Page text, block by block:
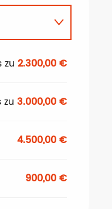
zu2.300,00 €
zu3.000,00 €
4.500,00 €
900,00 €